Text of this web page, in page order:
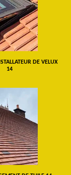
DE VELUX
14